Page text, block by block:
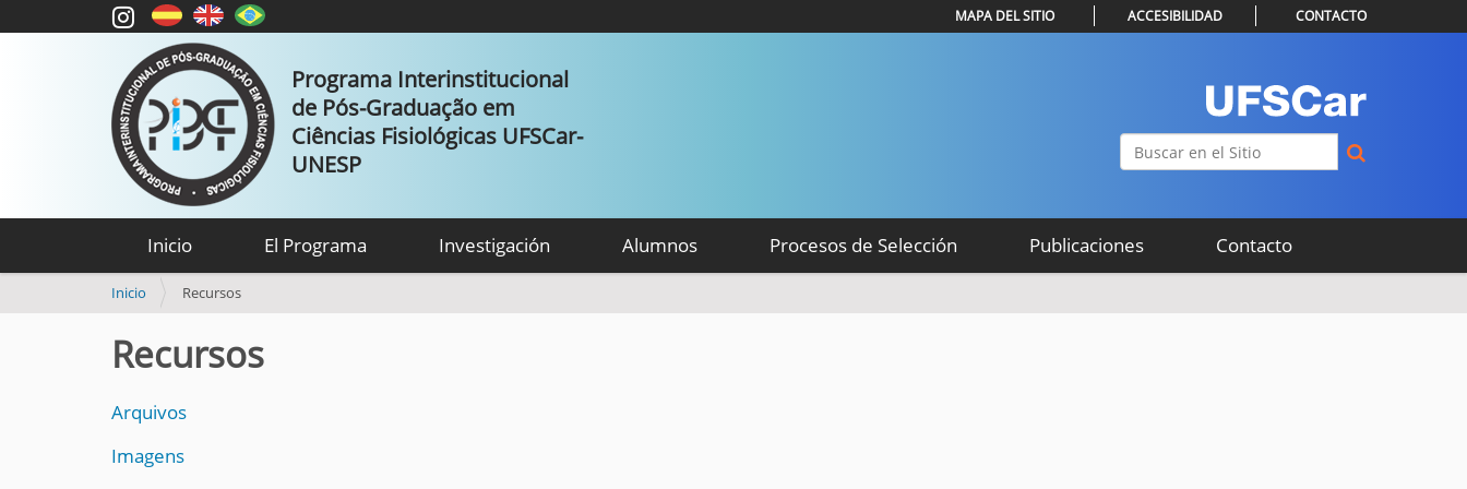
Programa Interinstitucional
de Pós-Graduação em
Ciências Fisiológicas UFSCar-
UNESP
Buscar
MAPA DEL SITIO ACCESIBILIDAD CONTACTO
Inicio El Programa Investigación Alumnos Procesos de Selección Publicaciones Contacto
U
t
e
t
Inicio Recursos
Recursos
Arquivos
Imagens